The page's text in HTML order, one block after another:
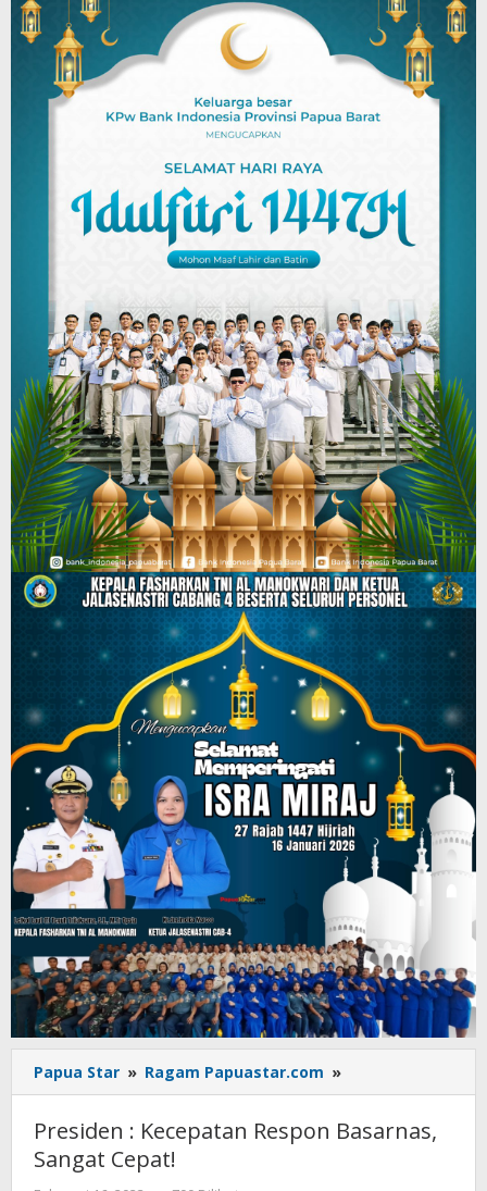
Papua Star » Ragam Papuastar.com »
:
Respon
Presiden : Kecepatan Respon Basarnas,
Sangat Cepat!